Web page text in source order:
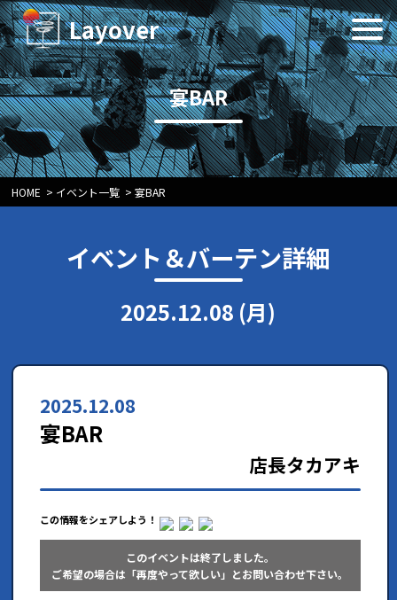
Layover
宴BAR
HOME > イベント一覧 > 宴BAR
イベント＆バーテン詳細
2025.12.08 (月)
2025.12.08
宴BAR
店長タカアキ
この情報をシェアしよう！
このイベントは終了しました。
ご希望の場合は「再度やって欲しい」とお問い合わせ下さい。